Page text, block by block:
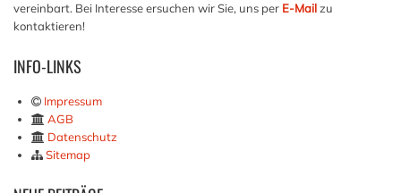
vereinbart. Bei Interesse ersuchen wir Sie, uns per E-Mailzu
kontaktieren!
INFO-LINKS
Impressum
AGB
Datenschutz
Sitemap